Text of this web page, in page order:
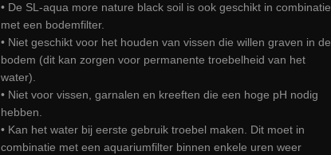
• De SL-aqua more nature black soil is ook geschikt in combinatie
met een bodemfilter.
• Niet geschikt voor het houden van vissen die willen graven in de
bodem (dit kan zorgen voor permanente troebelheid van het
water).
• Niet voor vissen, garnalen en kreeften die een hoge pH nodig
hebben.
• Kan het water bij eerste gebruik troebel maken. Dit moet in
combinatie met een aquariumfilter binnen enkele uren weer